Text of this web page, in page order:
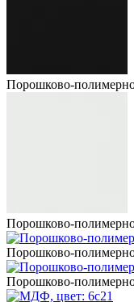
Порошково-
Порошково-
Порошково-
Порошково-